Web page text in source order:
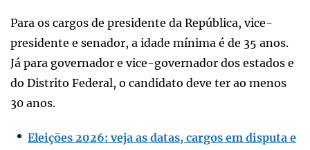
Para os cargos de presidente da República, vice-
presidente e senador, a idade mínima é de 35 anos.
Já para governador e vice-governador dos estados e
do Distrito Federal, o candidato deve ter ao menos
30 anos.
Eleições 2026: veja as datas, cargos em disputa e